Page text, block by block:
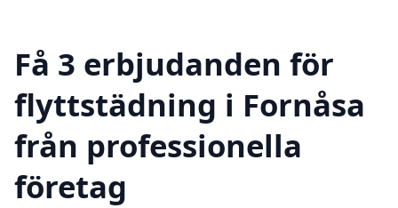
Få 3 erbjudanden för
flyttstädning i Fornåsa
från professionella
företag